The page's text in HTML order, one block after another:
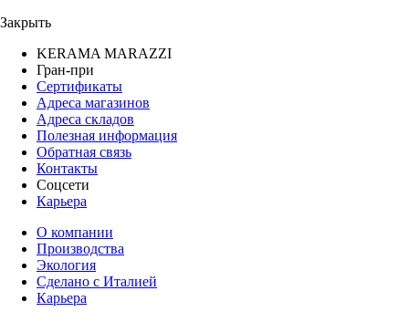
Закрыть
KERAMA MARAZZI
Гран-при
Сертификаты
Адреса магазинов
Адреса складов
Полезная информация
Обратная связь
Контакты
Соцсети
Карьера
О компании
Производства
Экология
Сделано с Италией
Карьера